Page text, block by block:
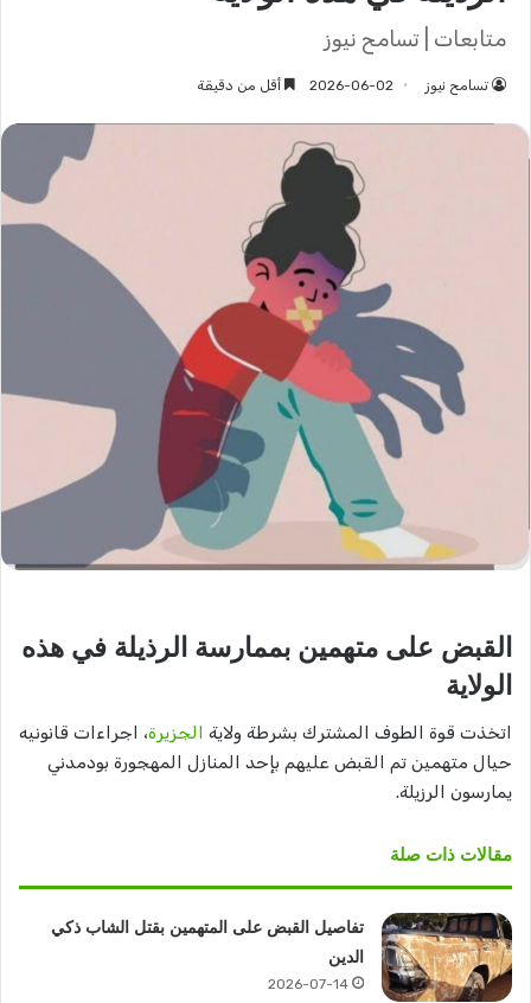
متابعات | تسامح نيوز
تسامح نيوز 2026-06-02 أقل من دقيقة
القبض على متهمين بممارسة الرذيلة في هذه
الولاية
اتخذت قوة الطوف المشترك بشرطة ولاية الجزيرة، اجراءات قانونيه
حيال متهمين تم القبض عليهم بإحد المنازل المهجورة بودمدني
يمارسون الرزيلة.
مقالات ذات صلة
تفاصيل القبض على المتهمين بقتل الشاب ذكي
الدين
2026-07-14